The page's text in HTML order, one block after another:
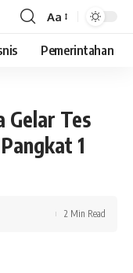
Aa
Pemerintahan
Gelar Tes
1
2 Min Read